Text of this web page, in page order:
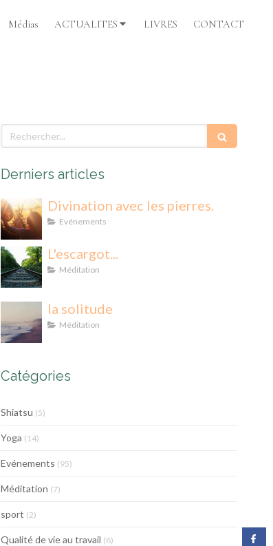
Médias ACTUALITES LIVRES CONTACT
Derniers articles
Divination avec les pierres.
Evénements
L'escargot...
Méditation
la solitude
Méditation
Catégories
Shiatsu (5)
Yoga (14)
Evénements (95)
Méditation (7)
sport (2)
Qualité de vie au travail (8)